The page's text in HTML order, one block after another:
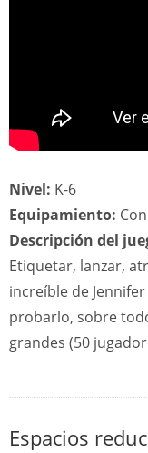
Nivel: K-6
Equipamiento:
Descripción del
Etiquetar, lanzar,
increíble de
probarlo, sobre
grandes (50
Espacios